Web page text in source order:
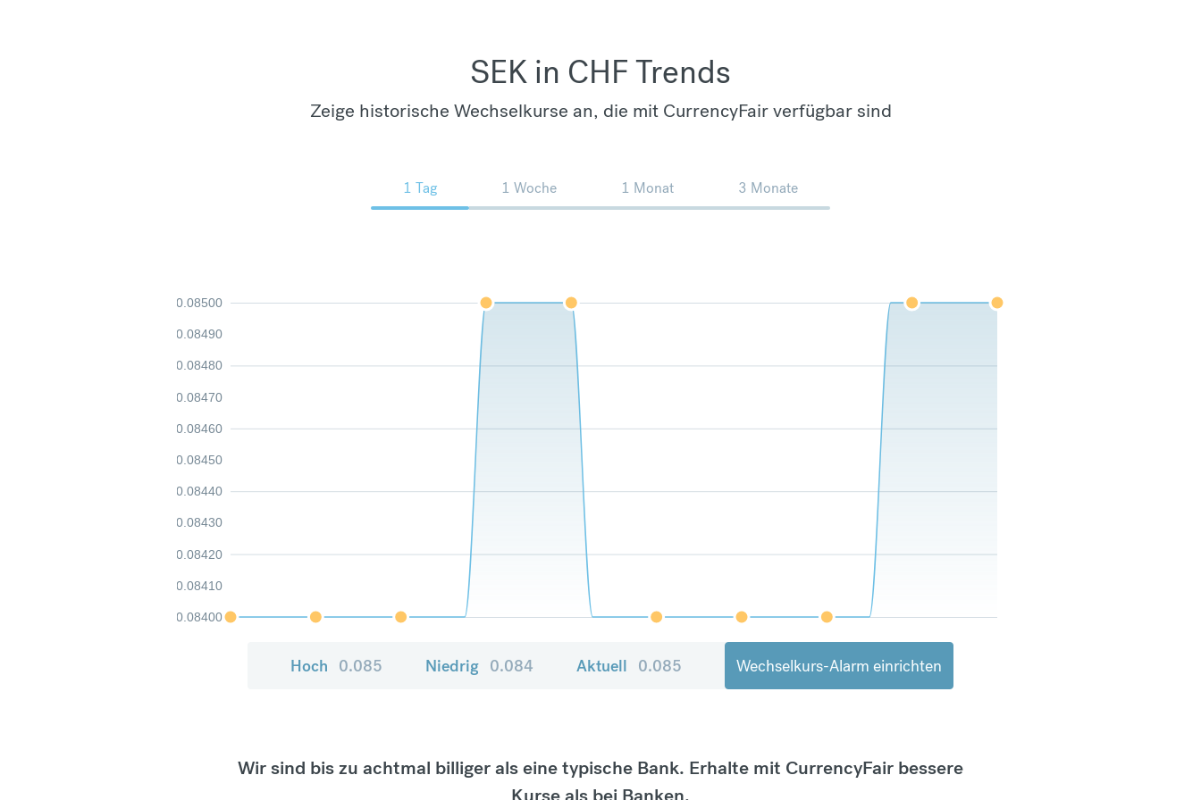
SEK in CHF Trends
Zeige historische Wechselkurse an, die mit CurrencyFair verfügbar sind
1 Tag 1 Woche 1 Monat 3 Monate
0.08400
0.08410
0.08420
0.08430
0.08440
0.08450
0.08460
0.08470
0.08480
0.08490
0.08500
Hoch 0.085 Niedrig 0.084 Aktuell 0.085 Wechselkurs-Alarm einrichten
Wir sind bis zu achtmal billiger als eine typische Bank. Erhalte mit CurrencyFair bessere
Kurse als bei Banken.